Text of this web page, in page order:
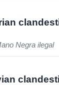
Negra ilegal